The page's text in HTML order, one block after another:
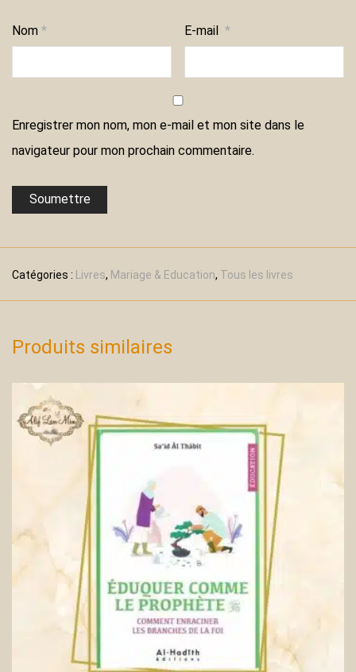
Nom * E-mail*
Enregistrer mon nom, mon e-mail et mon site dans le
navigateur pour mon prochain commentaire.
Catégories : Livres, Mariage & Education, Tous les livres
Produits similaires